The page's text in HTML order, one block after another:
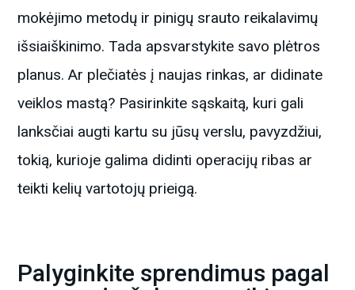
mokėjimo metodų ir pinigų srauto reikalavimų
išsiaiškinimo. Tada apsvarstykite savo plėtros
planus. Ar plečiatės į naujas rinkas, ar didinate
veiklos mastą? Pasirinkite sąskaitą, kuri gali
lanksčiai augti kartu su jūsų verslu, pavyzdžiui,
tokią, kurioje galima didinti operacijų ribas ar
teikti kelių vartotojų prieigą.
Palyginkite sprendimus pagal